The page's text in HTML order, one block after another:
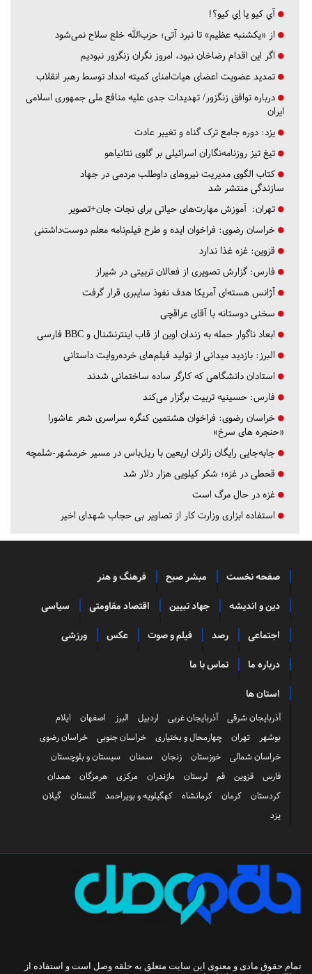
آي كيو يا اِي كيو؟!
از «یکشنبه عظیم» تا نبرد آتی؛ حزب‌الله خلع سلاح نمی‌شود
اگر این اقدام رضاخان نبود، امروز نگران زنگزور نبودیم
تمدید عضویت اعضای هیات‌امنای کمیته امداد توسط رهبر انقلاب
درباره توافق زنگزور/ تهدیدات جدی علیه منافع ملی جمهوری اسلامی
ایران
یزد: دوره جامع ترک گناه و تغییر عادت
تیغ تیز روزنامه‌نگاران اسرائیلی بر گلوی نتانیاهو
کتاب الگوی مدیریت نیروهای داوطلب مردمی در جهاد
سازندگی منتشر شد
تهران: آموزش مهارت‌های حیاتی برای نجات جان+تصویر
خراسان رضوی: فراخوان ایده و طرح فیلم‌نامه معلم دوست‌داشتنی
قزوین: غزه غذا ندارد
فارس: گزارش تصویری از فعالان تربیتی در شیراز
آژانس هسته‌ای آمریکا هدف نفوذ سایبری قرار گرفت
سخنی دوستانه با آقای عراقچی
ابعاد ناگوار حمله به زندان اوین از قاب اینترنشنال و BBC فارسی
البرز: بازدید میدانی از تولید فیلم‌های خرده‌روایت داستانی
استادان دانشگاهی که کارگر ساده ساختمانی شدند
فارس: حسینیه تربیت برگزار می‌کند
خراسان رضوی: فراخوان هشتمین کنگره سراسری شعر عاشورا
«حنجره های سرخ»
جابه‌جایی رایگان زائران اربعین با ریل‌باس در مسیر خرمشهر-شلمچه
قحطی در غزه؛ شکر کیلویی هزار دلار شد
غزه در حال مرگ است
استفاده ابزاری وزارت کار از تصاویر بی حجاب شهدای اخیر
صفحه نخست مبشر صبح فرهنگ و هنر
دین و اندیشه جهاد تبیین اقتصاد مقاومتی سیاسی
اجتماعی رصد فیلم و صوت عکس ورزشی
درباره ما تماس با ما
استان ها
آذربایجان شرقی آذربایجان غربی اردبیل البرز اصفهان
ایلام
بوشهر
تهران چهارمحال و بختیاری خراسان جنوبی
خراسان رضوی
خراسان شمالی
خوزستان زنجان سمنان
سیستان و بلوچستان
فارس
قزوین قم لرستان مازندران مرکزی هرمزگان
همدان
کردستان
کرمان کرمانشاه کهگیلویه و بویراحمد گلستان
گیلان
یزد
تمام حقوق مادی و معنوی این سایت متعلق به حلقه وصل است و استفاده از